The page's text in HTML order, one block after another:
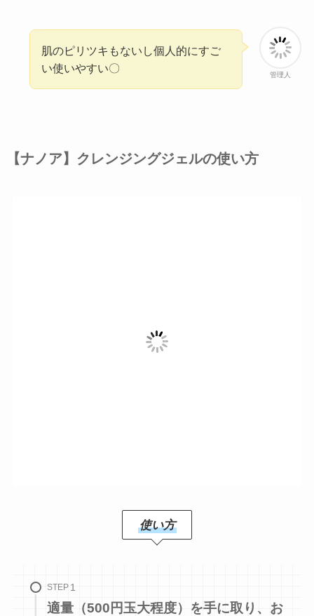
管理人
肌のピリツキもないし個人的にすご
い使いやすい〇
【ナノア】クレンジングジェルの使い方
使い方
STEP
適量（500円玉大程度）を手に取り、お